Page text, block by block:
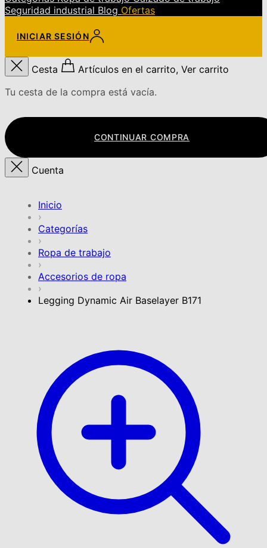
Seguridad industrial Blog Ofertas
INICIAR SESIÓN
Cesta
Artículos en el carrito, Ver carrito
Tu cesta de la compra está vacía.
CONTINUAR COMPRA
Cuenta
Inicio
›
Categorías
›
Ropa de trabajo
›
Accesorios de ropa
›
Legging Dynamic Air Baselayer B171